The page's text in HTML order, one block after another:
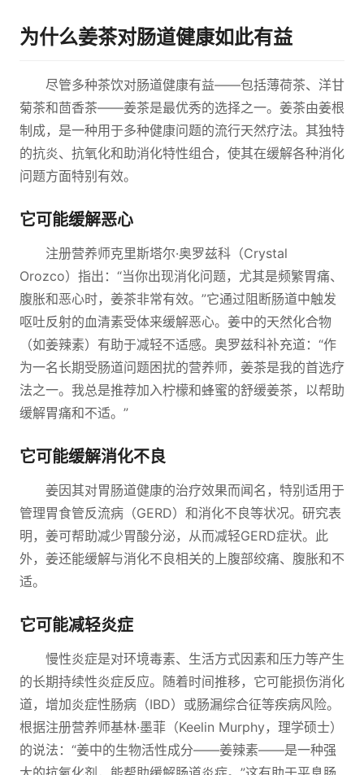
为什么姜茶对肠道健康如此有益
尽管多种茶饮对肠道健康有益——包括薄荷茶、洋甘
菊茶和茴香茶——姜茶是最优秀的选择之一。姜茶由姜根
制成，是一种用于多种健康问题的流行天然疗法。其独特
的抗炎、抗氧化和助消化特性组合，使其在缓解各种消化
问题方面特别有效。
它可能缓解恶心
注册营养师克里斯塔尔·奥罗兹科（Crystal
Orozco）指出：“当你出现消化问题，尤其是频繁胃痛、
腹胀和恶心时，姜茶非常有效。”它通过阻断肠道中触发
呕吐反射的血清素受体来缓解恶心。姜中的天然化合物
（如姜辣素）有助于减轻不适感。奥罗兹科补充道：“作
为一名长期受肠道问题困扰的营养师，姜茶是我的首选疗
法之一。我总是推荐加入柠檬和蜂蜜的舒缓姜茶，以帮助
缓解胃痛和不适。”
它可能缓解消化不良
姜因其对胃肠道健康的治疗效果而闻名，特别适用于
管理胃食管反流病（GERD）和消化不良等状况。研究表
明，姜可帮助减少胃酸分泌，从而减轻GERD症状。此
外，姜还能缓解与消化不良相关的上腹部绞痛、腹胀和不
适。
它可能减轻炎症
慢性炎症是对环境毒素、生活方式因素和压力等产生
的长期持续性炎症反应。随着时间推移，它可能损伤消化
道，增加炎症性肠病（IBD）或肠漏综合征等疾病风险。
根据注册营养师基林·墨菲（Keelin Murphy，理学硕士）
的说法：“姜中的生物活性成分——姜辣素——是一种强